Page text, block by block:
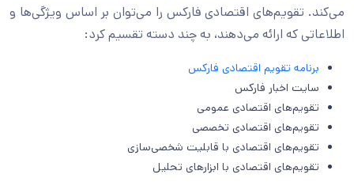
می‌کند. تقویم‌های اقتصادی فارکس را می‌توان بر اساس ویژگی‌ها و
اطلاعاتی که ارائه می‌دهند، به چند دسته تقسیم کرد:
برنامه تقویم اقتصادی فارکس
سایت اخبار فارکس
تقویم‌های اقتصادی عمومی
تقویم‌های اقتصادی تخصصی
تقویم‌های اقتصادی با قابلیت شخصی‌سازی
تقویم‌های اقتصادی با ابزارهای تحلیل